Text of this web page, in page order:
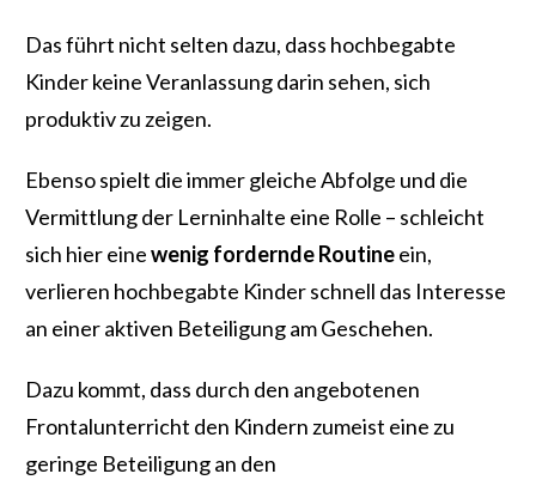
Das führt nicht selten dazu, dass hochbegabte
Kinder keine Veranlassung darin sehen, sich
produktiv zu zeigen.
Ebenso spielt die immer gleiche Abfolge und die
Vermittlung der Lerninhalte eine Rolle – schleicht
sich hier einewenig fordernde Routineein,
verlieren hochbegabte Kinder schnell das Interesse
an einer aktiven Beteiligung am Geschehen.
Dazu kommt, dass durch den angebotenen
Frontalunterricht den Kindern zumeist eine zu
geringe Beteiligung an den